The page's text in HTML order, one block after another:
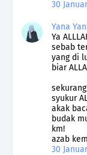
30
Yana
Ya
sebab
yang di
biar
syukur
akak
budak
km!
azab
30